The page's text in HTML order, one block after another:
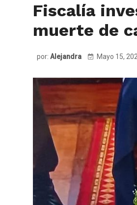
Fiscalía
muerte de
por: Alejandra Mayo 15,